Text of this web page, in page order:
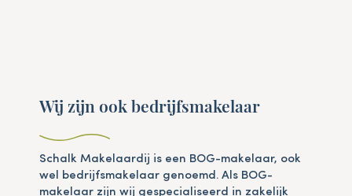
Wij zijn ook bedrijfsmakelaar
Schalk Makelaardij is een BOG-makelaar, ook
wel bedrijfsmakelaar genoemd. Als BOG-
makelaar zijn wij gespecialiseerd in zakelijk